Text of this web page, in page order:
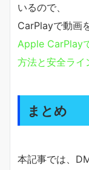
いるので、
CarPlayで動画
Apple CarPlay
方法と安全ラ
まとめ
本記事では、